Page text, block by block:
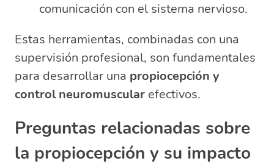
comunicación con el sistema nervioso.
Estas herramientas, combinadas con una
supervisión profesional, son fundamentales
para desarrollar una propiocepción y
control neuromuscular efectivos.
Preguntas relacionadas sobre
la propiocepción y su impacto